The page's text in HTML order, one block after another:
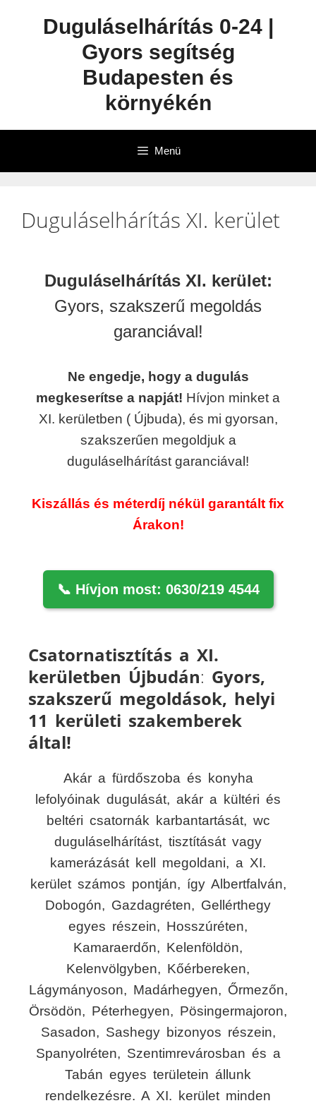
Duguláselhárítás 0-24 |
Gyors segítség
Budapesten és
környékén
Menü
Duguláselhárítás XI. kerület
Duguláselhárítás XI. kerület:
Gyors, szakszerű megoldás
garanciával!
Ne engedje, hogy a dugulás
megkeserítse a napját! Hívjon minket a
XI. kerületben ( Újbuda), és mi gyorsan,
szakszerűen megoldjuk a
duguláselhárítást garanciával!
Kiszállás és méterdíj nékül garantált fix
Árakon!
📞 Hívjon most: 0630/219 4544
Csatornatisztítás a XI.
kerületben Újbudán: Gyors,
szakszerű megoldások, helyi
11 kerületi szakemberek
által!
Akár a fürdőszoba és konyha
lefolyóinak dugulását, akár a kültéri és
beltéri csatornák karbantartását, wc
duguláselhárítást, tisztítását vagy
kamerázását kell megoldani, a XI.
kerület számos pontján, így Albertfalván,
Dobogón, Gazdagréten, Gellérthegy
egyes részein, Hosszúréten,
Kamaraerdőn, Kelenföldön,
Kelenvölgyben, Kőérbereken,
Lágymányoson, Madárhegyen, Őrmezőn,
Örsödön, Péterhegyen, Pösingermajoron,
Sasadon, Sashegy bizonyos részein,
Spanyolréten, Szentimrevárosban és a
Tabán egyes területein állunk
rendelkezésre. A XI. kerület minden